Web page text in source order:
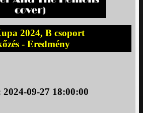
2024, B csoport
- Eredmény
09-27 18:00:00